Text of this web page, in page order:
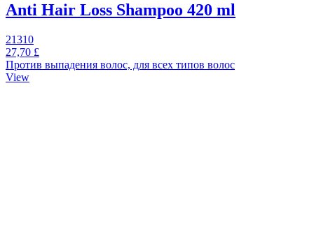
Anti Hair Loss Shampoo 420 ml
21310
27,70 £
Против выпадения волос, для всех типов волос
View